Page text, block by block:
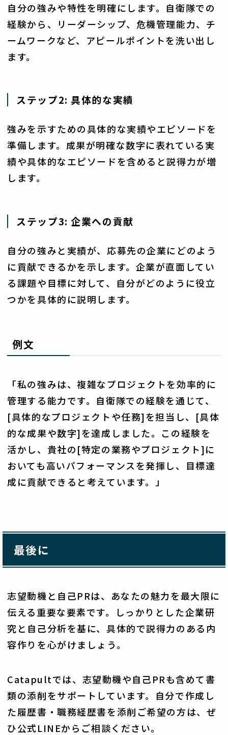
自分の強みや特性を明確にします。自衛隊での
経験から、リーダーシップ、危機管理能力、チ
ームワークなど、アピールポイントを洗い出し
ます。
ステップ2: 具体的な実績
強みを示すための具体的な実績やエピソードを
準備します。成果が明確な数字に表れている実
績や具体的なエピソードを含めると説得力が増
します。
ステップ3: 企業への貢献
自分の強みと実績が、応募先の企業にどのよう
に貢献できるかを示します。企業が直面してい
る課題や目標に対して、自分がどのように役立
つかを具体的に説明します。
例文
「私の強みは、複雑なプロジェクトを効率的に
管理する能力です。自衛隊での経験を通じて、
[具体的なプロジェクトや任務]を担当し、[具体
的な成果や数字]を達成しました。この経験を
活かし、貴社の[特定の業務やプロジェクト]に
おいても高いパフォーマンスを発揮し、目標達
成に貢献できると考えています。」
最後に
志望動機と自己PRは、あなたの魅力を最大限に
伝える重要な要素です。しっかりとした企業研
究と自己分析を基に、具体的で説得力のある内
容作りを心がけましょう。
Catapultでは、志望動機や自己PRも含めて書
類の添削をサポートしています。自分で作成し
た履歴書・職務経歴書を添削ご希望の方は、ぜ
ひ公式LINEからご相談ください。